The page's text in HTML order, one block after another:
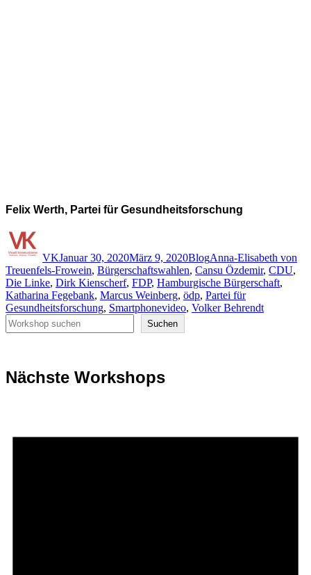
Felix Werth, Partei für Gesundheitsforschung
VKJanuar 30, 2020März 9, 2020BlogAnna-Elisabeth von
Treuenfels-Frowein, Bürgerschaftswahlen, Cansu Özdemir, CDU,
Die Linke, Dirk Kienscherf, FDP, Hamburgische Bürgerschaft,
Katharina Fegebank, Marcus Weinberg, ödp, Partei für
Gesundheitsforschung, Smartphonevideo, Volker Behrendt
Suchen
Suchen
Nächste Workshops